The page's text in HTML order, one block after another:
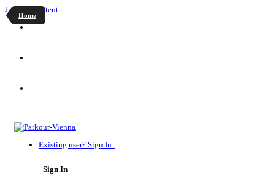
Jump to content
Home
Existing user? Sign In
Sign In